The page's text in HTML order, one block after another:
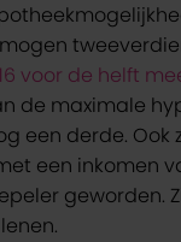
voor de helft
de maximale
een derde. Ook
een inkomen
geworden.